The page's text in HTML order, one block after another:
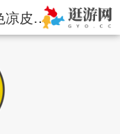
擀面皮煮面筋 - 陕西彩色凉皮调料汁料水制作凉面秘制辣椒油小吃技术配方教程商用